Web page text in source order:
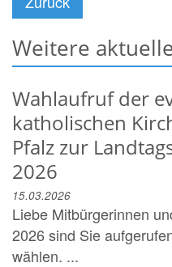
Weitere
Wahlaufruf der
katholischen
Pfalz zur
2026
15.03.2026
Liebe Mitbürgerinnen
2026 sind Sie
wählen. ...